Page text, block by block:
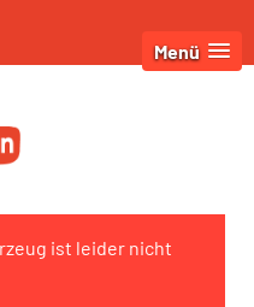
Menü
ist leider nicht